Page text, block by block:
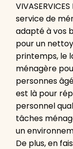
service de
adapté à vos
pour un
printemps, le
ménagère
personnes
est là pour
personnel
tâches
un
De plus, en